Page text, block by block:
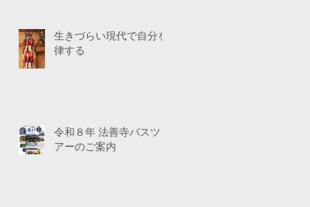
生きづらい現代で自分を
律する
令和８年 法善寺バスツ
アーのご案内